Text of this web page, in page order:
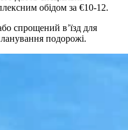
обідом за €10-12.
спрощений в’їзд для
подорожі.